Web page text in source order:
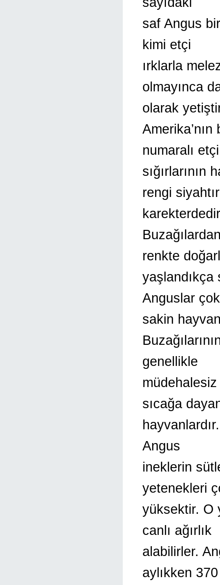
saf Angus
kimi etçi
ırklarla
olmayınca
olarak
Amerika’nın
numaralı
sığırlarının
rengi
renkte
yaşlandıkça
Anguslar çok
sakin
genellikle
sıcağa
Angus
ineklerin
yetenekleri
yüksektir. O
canlı ağırlık
alabilirler.
aylıkken 370